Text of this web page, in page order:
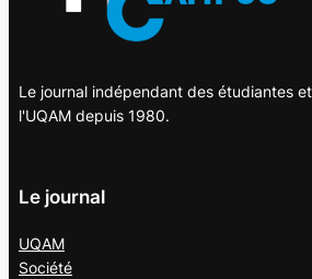
Le journal indépendant des étudiantes
l'UQAM depuis 1980.
Le journal
UQAM
Société